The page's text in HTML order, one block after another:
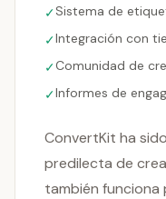
✓Sistema de
✓Integración con
✓Comunidad de
✓Informes de
ConvertKit ha
predilecta de
también funciona